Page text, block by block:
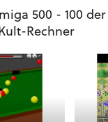
500 - 100
Rechner